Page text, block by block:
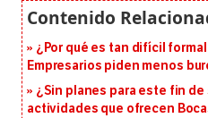
¿Por qué es tan difícil
Empresarios piden menos
¿Sin planes para este fin de
actividades que ofrecen